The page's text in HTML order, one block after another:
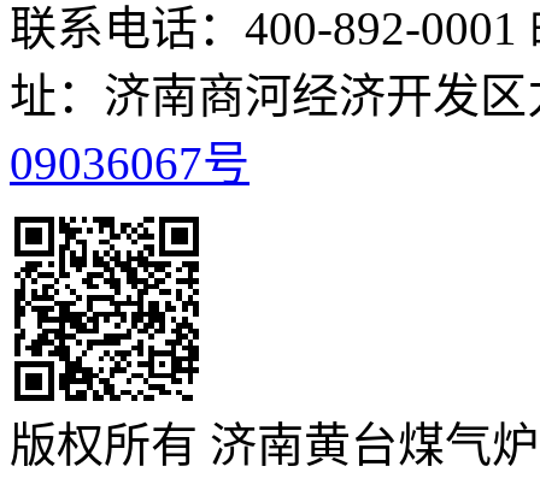
联系电话：400-892-0001
址：济南商河经济开发
09036067号
版权所有 济南黄台煤气